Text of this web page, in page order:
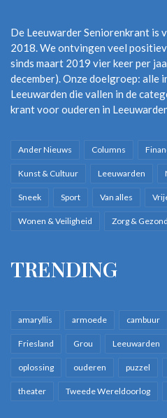
De Leeuwarder Seniorenkrant is
2018. We ontvingen veel
sinds maart 2019 vier keer per
december). Onze doelgroep: alle
Leeuwarden die vallen in de
krant voor ouderen in
Ander Nieuws Columns
Kunst & Cultuur Leeuwarden
Sneek Sport Van alles
Wonen & Veiligheid Zorg &
TRENDING
amaryllis armoede cambuur
Friesland Grou Leeuwarden
oplossing ouderen puzzel
theater Tweede Wereldoorlog